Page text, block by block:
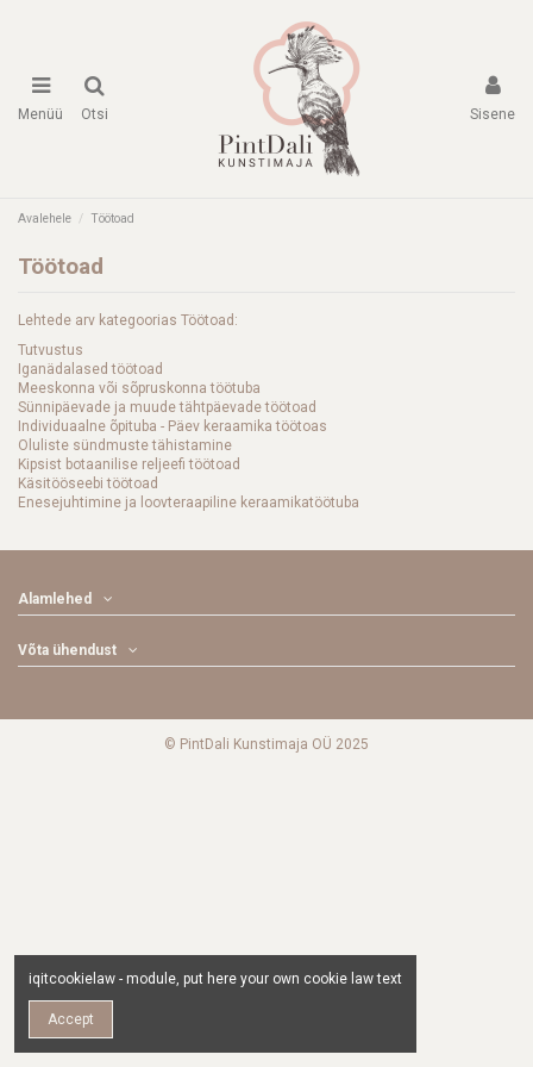
Menüü Otsi Sisene
Avalehele Töötoad
Töötoad
Lehtede arv kategoorias Töötoad:
Tutvustus
Iganädalased töötoad
Meeskonna või sõpruskonna töötuba
Sünnipäevade ja muude tähtpäevade töötoad
Individuaalne õpituba - Päev keraamika töötoas
Oluliste sündmuste tähistamine
Kipsist botaanilise reljeefi töötoad
Käsitööseebi töötoad
Enesejuhtimine ja loovteraapiline keraamikatöötuba
Alamlehed
Võta ühendust
© PintDali Kunstimaja OÜ 2025
iqitcookielaw - module, put here your own cookie law text
Accept